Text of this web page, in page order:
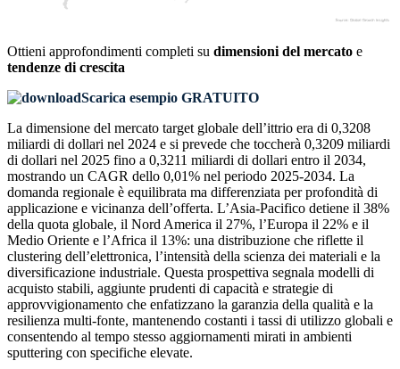
Ottieni approfondimenti completi su dimensioni del mercato e
tendenze di crescita
Scarica esempio GRATUITO
La dimensione del mercato target globale dell’ittrio era di 0,3208
miliardi di dollari nel 2024 e si prevede che toccherà 0,3209 miliardi
di dollari nel 2025 fino a 0,3211 miliardi di dollari entro il 2034,
mostrando un CAGR dello 0,01% nel periodo 2025-2034. La
domanda regionale è equilibrata ma differenziata per profondità di
applicazione e vicinanza dell’offerta. L’Asia-Pacifico detiene il 38%
della quota globale, il Nord America il 27%, l’Europa il 22% e il
Medio Oriente e l’Africa il 13%: una distribuzione che riflette il
clustering dell’elettronica, l’intensità della scienza dei materiali e la
diversificazione industriale. Questa prospettiva segnala modelli di
acquisto stabili, aggiunte prudenti di capacità e strategie di
approvvigionamento che enfatizzano la garanzia della qualità e la
resilienza multi-fonte, mantenendo costanti i tassi di utilizzo globali e
consentendo al tempo stesso aggiornamenti mirati in ambienti
sputtering con specifiche elevate.